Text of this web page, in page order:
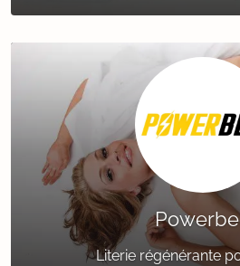
Literie régénérante